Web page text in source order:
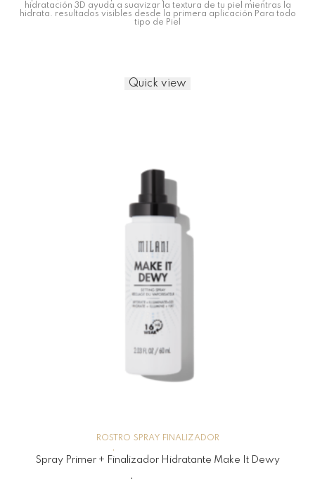
hidratación 3D ayuda a suavizar la textura de tu piel mientras la
hidrata. resultados visibles desde la primera aplicación Para todo
tipo de Piel
Quick view
ROSTRO SPRAY FINALIZADOR
Spray Primer + Finalizador Hidratante Make It Dewy